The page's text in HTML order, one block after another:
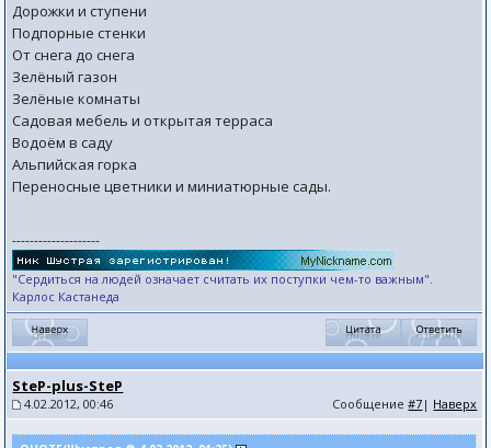
Дорожки и ступени
Подпорные стенки
От снега до снега
Зелёный газон
Зелёные комнаты
Садовая мебель и открытая терраса
Водоём в саду
Альпийская горка
Переносные цветники и миниатюрные сады.
--------------------
"Сердиться на людей означает считать их поступки чем-то важным".
Карлос Кастанеда
SteP-plus-SteP
4.02.2012, 00:46 Сообщение#7 | Наверх